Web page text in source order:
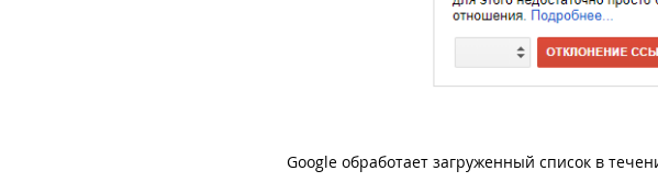
Google обработает загруженный список в